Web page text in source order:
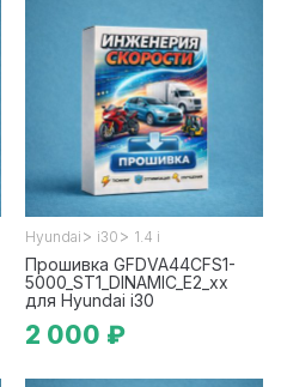
Hyundai > i30 > 1.4 i
Прошивка GFDVA44CFS1-
5000_ST1_DINAMIC_E2_xx
для Hyundai i30
2 000 ₽